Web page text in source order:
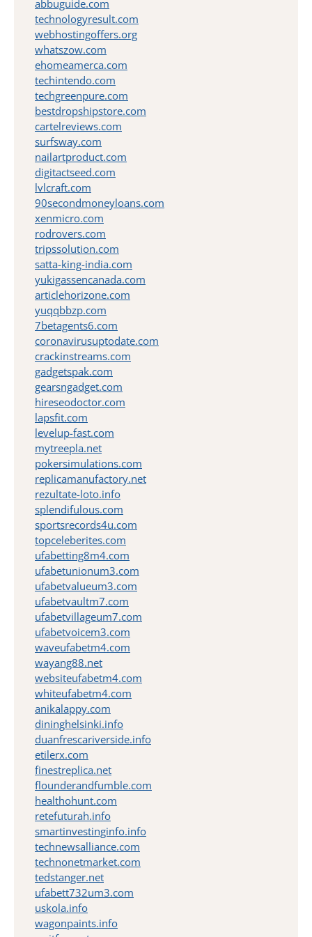
abbuguide.com
technologyresult.com
webhostingoffers.org
whatszow.com
ehomeamerca.com
techintendo.com
techgreenpure.com
bestdropshipstore.com
cartelreviews.com
surfsway.com
nailartproduct.com
digitactseed.com
lvlcraft.com
90secondmoneyloans.com
xenmicro.com
rodrovers.com
tripssolution.com
satta-king-india.com
yukigassencanada.com
articlehorizone.com
yuqqbbzp.com
7betagents6.com
coronavirusuptodate.com
crackinstreams.com
gadgetspak.com
gearsngadget.com
hireseodoctor.com
lapsfit.com
levelup-fast.com
mytreepla.net
pokersimulations.com
replicamanufactory.net
rezultate-loto.info
splendifulous.com
sportsrecords4u.com
topceleberites.com
ufabetting8m4.com
ufabetunionum3.com
ufabetvalueum3.com
ufabetvaultm7.com
ufabetvillageum7.com
ufabetvoicem3.com
waveufabetm4.com
wayang88.net
websiteufabetm4.com
whiteufabetm4.com
anikalappy.com
dininghelsinki.info
duanfrescariverside.info
etilerx.com
finestreplica.net
flounderandfumble.com
healthohunt.com
retefuturah.info
smartinvestinginfo.info
technewsalliance.com
technonetmarket.com
tedstanger.net
ufabett732um3.com
uskola.info
wagonpaints.info